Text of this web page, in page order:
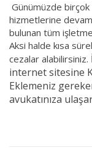
Günümüzde
hizmetlerine
bulunan tüm
Aksi halde kısa
cezalar alabilirsiniz.
internet sitesine
Eklemeniz
avukatınıza